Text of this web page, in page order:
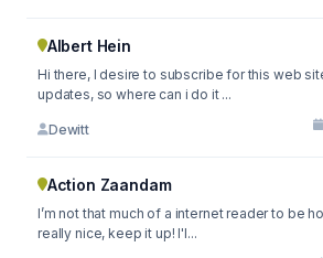
Albert Hein
Hi there, I desire to subscribe for this web
updates, so where can i do it ...
Dewitt
Action Zaandam
I’m not that much of a internet reader to be
really nice, keep it up! I'l...